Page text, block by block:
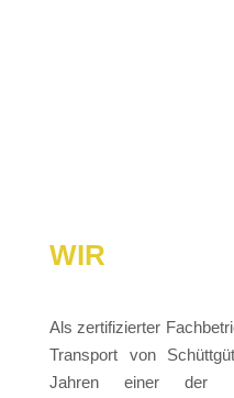
WIR
Als zertifizierter
Transport von
Jahren einer der